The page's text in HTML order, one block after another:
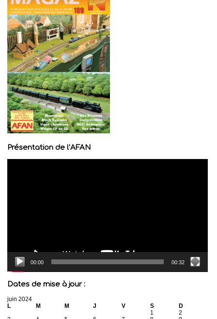
Présentation de l’AFAN
00:00 00:32
Dates de mise à jour :
juin 2024
L
M M J V S
D
1
2